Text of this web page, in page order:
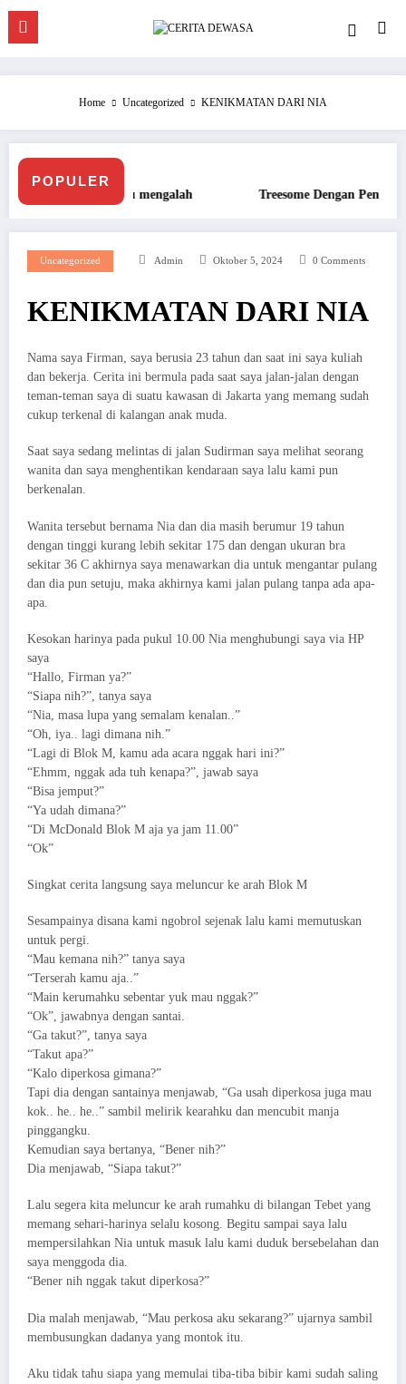
content
Home Uncategorized KENIKMATAN DARI NIA
POPULER
Treesome Dengan Penis Besar Pegawai Hotel
Uncategorized Admin Oktober 5, 2024 0 Comments
KENIKMATAN DARI NIA
Nama saya Firman, saya berusia 23 tahun dan saat ini saya kuliah
dan bekerja. Cerita ini bermula pada saat saya jalan-jalan dengan
teman-teman saya di suatu kawasan di Jakarta yang memang sudah
cukup terkenal di kalangan anak muda.
Saat saya sedang melintas di jalan Sudirman saya melihat seorang
wanita dan saya menghentikan kendaraan saya lalu kami pun
berkenalan.
Wanita tersebut bernama Nia dan dia masih berumur 19 tahun
dengan tinggi kurang lebih sekitar 175 dan dengan ukuran bra
sekitar 36 C akhirnya saya menawarkan dia untuk mengantar pulang
dan dia pun setuju, maka akhirnya kami jalan pulang tanpa ada apa-
apa.
Kesokan harinya pada pukul 10.00 Nia menghubungi saya via HP
saya
“Hallo, Firman ya?”
“Siapa nih?”, tanya saya
“Nia, masa lupa yang semalam kenalan..”
“Oh, iya.. lagi dimana nih.”
“Lagi di Blok M, kamu ada acara nggak hari ini?”
“Ehmm, nggak ada tuh kenapa?”, jawab saya
“Bisa jemput?”
“Ya udah dimana?”
“Di McDonald Blok M aja ya jam 11.00”
“Ok”
Singkat cerita langsung saya meluncur ke arah Blok M
Sesampainya disana kami ngobrol sejenak lalu kami memutuskan
untuk pergi.
“Mau kemana nih?” tanya saya
“Terserah kamu aja..”
“Main kerumahku sebentar yuk mau nggak?”
“Ok”, jawabnya dengan santai.
“Ga takut?”, tanya saya
“Takut apa?”
“Kalo diperkosa gimana?”
Tapi dia dengan santainya menjawab, “Ga usah diperkosa juga mau
kok.. he.. he..” sambil melirik kearahku dan mencubit manja
pinggangku.
Kemudian saya bertanya, “Bener nih?”
Dia menjawab, “Siapa takut?”
Lalu segera kita meluncur ke arah rumahku di bilangan Tebet yang
memang sehari-harinya selalu kosong. Begitu sampai saya lalu
mempersilahkan Nia untuk masuk lalu kami duduk bersebelahan dan
saya menggoda dia.
“Bener nih nggak takut diperkosa?”
Dia malah menjawab, “Mau perkosa aku sekarang?” ujarnya sambil
membusungkan dadanya yang montok itu.
Aku tidak tahu siapa yang memulai tiba-tiba bibir kami sudah saling